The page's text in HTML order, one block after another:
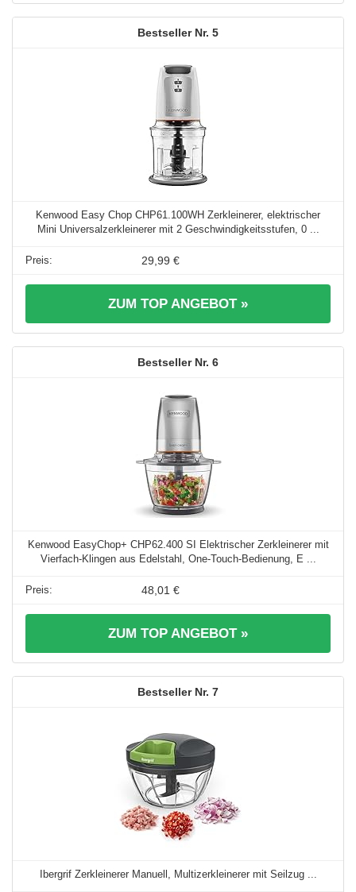
5
Kenwood Easy Chop CHP61.100WH Zerkleinerer, elektrischer
Mini Universalzerkleinerer mit 2 Geschwindigkeitsstufen, 0 ...
29,99 €
ZUM TOP ANGEBOT »
6
Kenwood EasyChop+ CHP62.400 SI Elektrischer Zerkleinerer mit
Vierfach-Klingen aus Edelstahl, One-Touch-Bedienung, E ...
48,01 €
ZUM TOP ANGEBOT »
7
Ibergrif Zerkleinerer Manuell, Multizerkleinerer mit Seilzug ...